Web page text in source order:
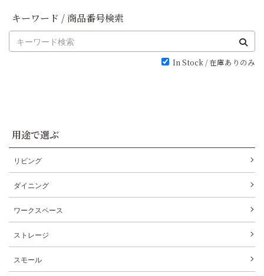
キーワード / 商品番号検索
In Stock / 在庫ありのみ
用途で選ぶ
リビング
ダイニング
ワークスペース
ストレージ
スモール